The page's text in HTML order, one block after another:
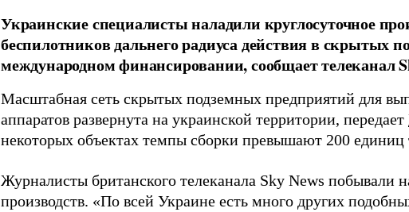
Украинские специалисты наладили круглосуточное
беспилотников дальнего радиуса действия в скрытых
международном финансировании, сообщает телеканал
Масштабная сеть скрытых подземных предприятий для
аппаратов развернута на украинской территории, передает
некоторых объектах темпы сборки превышают 200 единиц
Журналисты британского телеканала Sky News побывали
производств. «По всей Украине есть много других